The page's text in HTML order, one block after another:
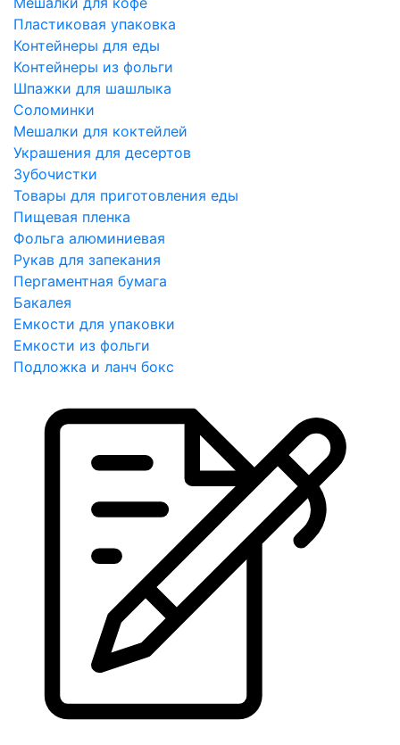
Пластиковая упаковка
Контейнеры для еды
Контейнеры из фольги
Шпажки для шашлыка
Соломинки
Мешалки для коктейлей
Украшения для десертов
Зубочистки
Товары для приготовления еды
Пищевая пленка
Фольга алюминиевая
Рукав для запекания
Пергаментная бумага
Бакалея
Емкости для упаковки
Емкости из фольги
Подложка и ланч бокс